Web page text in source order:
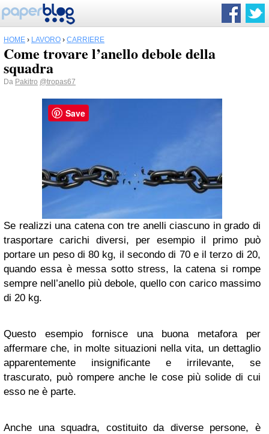
HOME › LAVORO › CARRIERE
Come trovare l’anello debole della
squadra
Da Pakitro @tropas67
Se realizzi una catena con tre anelli ciascuno in grado di
trasportare carichi diversi, per esempio il primo può
portare un peso di 80 kg, il secondo di 70 e il terzo di 20,
quando essa è messa sotto stress, la catena si rompe
sempre nell’anello più debole, quello con carico massimo
di 20 kg.
Questo esempio fornisce una buona metafora per
affermare che, in molte situazioni nella vita, un dettaglio
apparentemente insignificante e irrilevante, se
trascurato, può rompere anche le cose più solide di cui
esso ne è parte.
Anche una squadra, costituito da diverse persone, è
Save